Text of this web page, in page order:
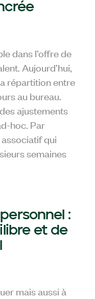
dans l’offre de
Aujourd’hui,
répartition entre
au bureau.
ajustements
hoc. Par
qui
semaines
:
et de
mais aussi à